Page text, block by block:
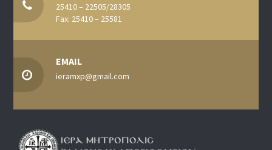
25410 – 22505/28305
Fax: 25410 – 25581
EMAIL
ieramxp@gmail.com